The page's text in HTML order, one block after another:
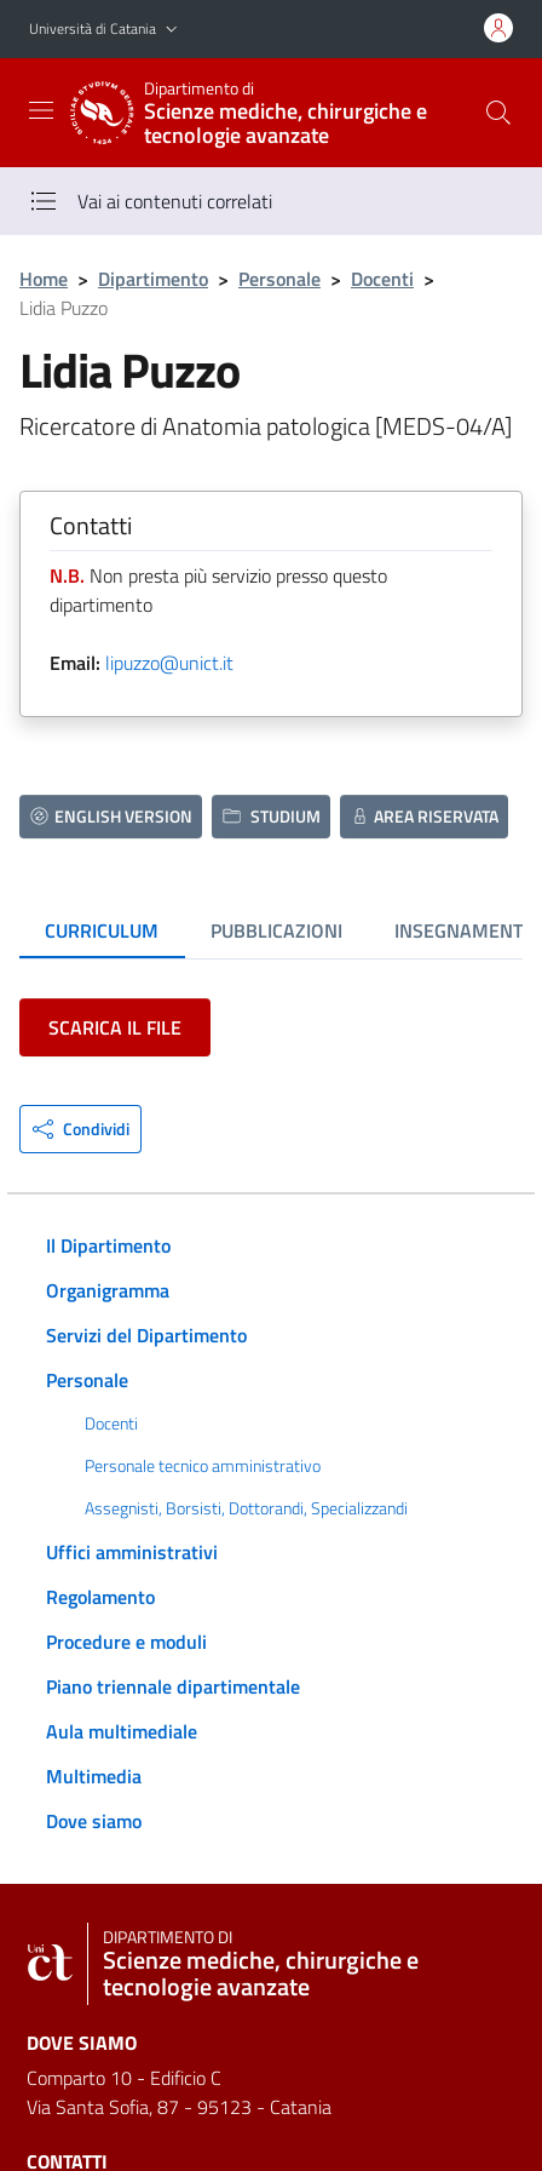
Vai al contenuto principale
Vai al menu di navigazione
Università di Catania
Dipartimento di
Scienze mediche, chirurgiche e
tecnologie avanzate
Vai ai contenuti correlati
Home > Dipartimento > Personale > Docenti >
Lidia Puzzo
Lidia Puzzo
Ricercatore di Anatomia patologica [MEDS-04/A]
Contatti
N.B. Non presta più servizio presso questo
dipartimento
Email: lipuzzo@unict.it
ENGLISH VERSION STUDIUM AREA RISERVATA
CURRICULUM PUBBLICAZIONI INSEGNAMENTI
SCARICA IL FILE
Condividi
Il Dipartimento
Organigramma
Servizi del Dipartimento
Personale
Docenti
Personale tecnico amministrativo
Assegnisti, Borsisti, Dottorandi, Specializzandi
Uffici amministrativi
Regolamento
Procedure e moduli
Piano triennale dipartimentale
Aula multimediale
Multimedia
Dove siamo
DIPARTIMENTO DI
Scienze mediche, chirurgiche e
tecnologie avanzate
DOVE SIAMO
Comparto 10 - Edificio C
Via Santa Sofia, 87 - 95123 - Catania
CONTATTI